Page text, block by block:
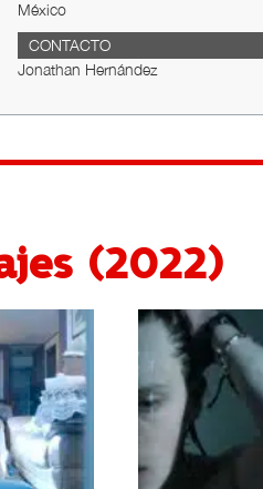
México
CONTACTO
Jonathan Hernández
(2022)